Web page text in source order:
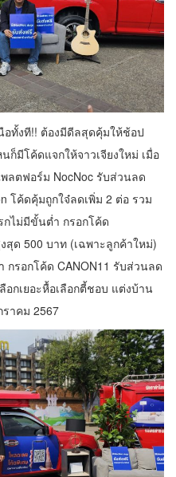
อทั้งที!! ต้องมีดีลสุดคุ้มให้ช้อป
มีโค้ดแจกให้จาวเจียงใหม่ เมื่อ
ลตฟอร์ม NocNoc รับส่วนลด
โค้ดคุ้มถูกใจ๋ลดเพิ่ม 2 ต่อ รวม
กไม่มีขั้นต่ำ กรอกโค้ด
สุด 500 บาท (เฉพาะลูกค้าใหม่)
รอกโค้ด CANON11 รับส่วนลด
อกเยอะหื้อเลือกตี้ชอบ แต่งบ้าน
าคม 2567